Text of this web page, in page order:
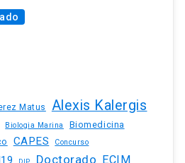
Matus Alexis Kalergis
Biologia Marina Biomedicina
CAPES Concurso
DIP Doctorado ECIM